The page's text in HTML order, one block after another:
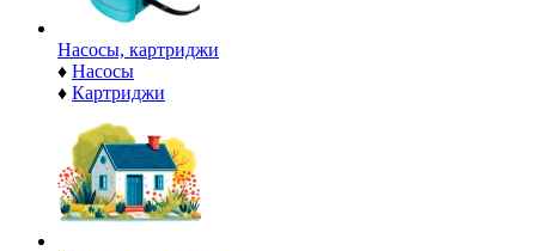
Насосы, картриджи
♦ Насосы
♦ Картриджи